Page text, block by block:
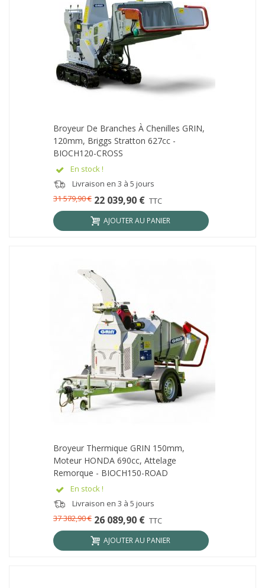
Broyeur De Branches À Chenilles GRIN,
120mm, Briggs Stratton 627cc -
BIOCH120-CROSS
En stock !
Livraison en 3 à 5 jours
22 039,90 € TTC
31 579,90 €
AJOUTER AU PANIER
Broyeur Thermique GRIN 150mm,
Moteur HONDA 690cc, Attelage
Remorque - BIOCH150-ROAD
En stock !
Livraison en 3 à 5 jours
26 089,90 € TTC
37 382,90 €
AJOUTER AU PANIER